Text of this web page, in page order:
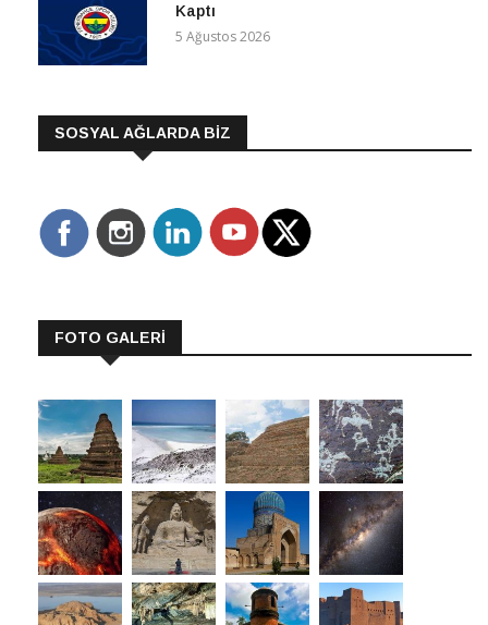
Kaptı
5 Ağustos 2026
SOSYAL AĞLARDA BİZ
FOTO GALERİ